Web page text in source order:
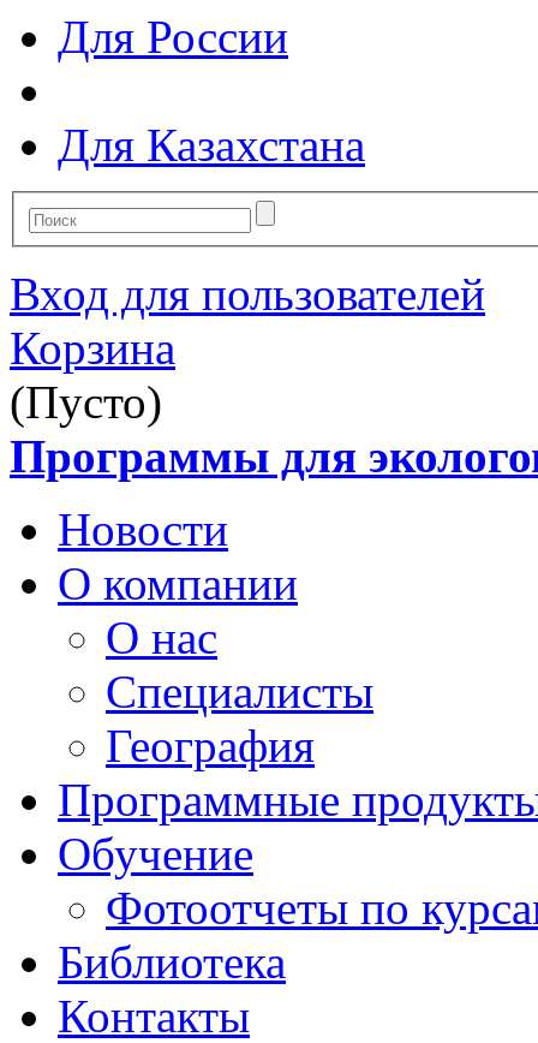
Для России
Для Казахстана
Вход для пользователей
Корзина
(Пусто)
Программы для
Новости
О компании
О нас
Специалисты
География
Программные
Обучение
Фотоотчеты по
Библиотека
Контакты